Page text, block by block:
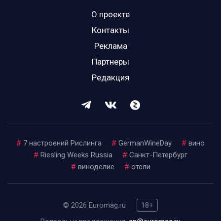
О проекте
Контакты
Реклама
Партнеры
Редакция
# 7 настроений Рислинга # GermanWineDay # вино
# Riesling Weeks Russia # Санкт-Петербург
# виноделие # отели
© 2026 Euromag.ru
18+